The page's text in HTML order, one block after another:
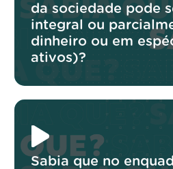
da sociedade pode
integral ou
dinheiro ou em
ativos)?
Sabia que no